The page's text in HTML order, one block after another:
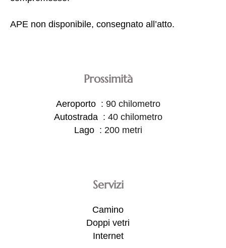
APE non disponibile, consegnato all’atto.
Prossimità
Aeroporto
90 chilometro
Autostrada
40 chilometro
Lago
200 metri
Servizi
Camino
Doppi vetri
Internet